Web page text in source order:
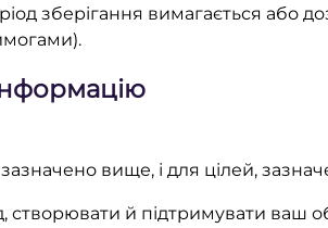
зберігання вимагається або
вище, і для цілей,
й підтримувати ваш